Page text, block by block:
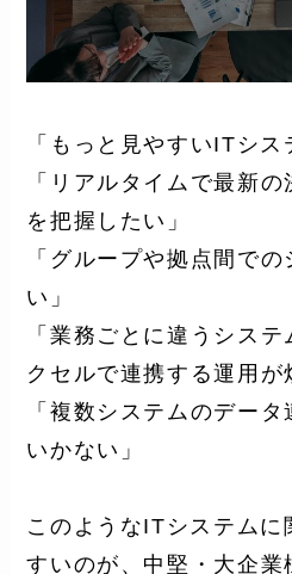
「もっと見やすいITシス
「リアルタイムで最新
を把握したい」
「グループや拠点間で
い」
「業務ごとに違うシス
クセルで連携する運用が
「複数システムのデー
いかない」
このようなITシステムに
すいのが、中堅・大企業